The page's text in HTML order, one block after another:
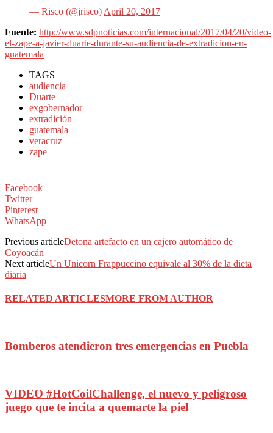
— Risco (@jrisco) April 20, 2017
Fuente: http://www.sdpnoticias.com/internacional/2017/04/20/video-
el-zape-a-javier-duarte-durante-su-audiencia-de-extradicion-en-
guatemala
TAGS
audiencia
Duarte
exgobernador
extradición
guatemala
veracruz
zape
Facebook
Twitter
Pinterest
WhatsApp
Previous articleDetona artefacto en un cajero automático de
Coyoacán
Next articleUn Unicorn Frappuccino equivale al 30% de la dieta
diaria
RELATED ARTICLESMORE FROM AUTHOR
Bomberos atendieron tres emergencias en Puebla
VIDEO #HotCoilChallenge, el nuevo y peligroso
juego que te incita a quemarte la piel